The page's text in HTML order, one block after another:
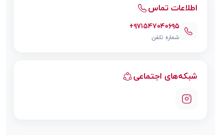
اطلاعات تماس
+۹۷۱۵۴۷۰۴۰۶۹۵
شماره تلفن
شبکه‌های اجتماعی